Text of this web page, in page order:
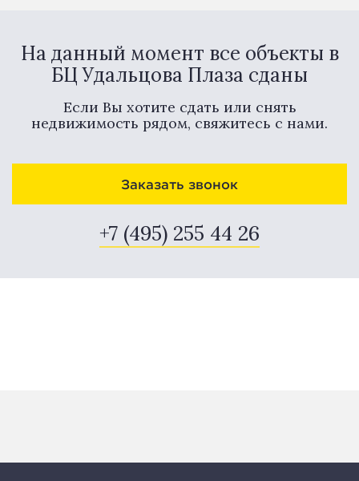
На данный момент все объекты в
БЦ Удальцова Плаза сданы
Если Вы хотите сдать или снять
недвижимость рядом, свяжитесь с нами.
Заказать звонок
+7 (495) 255 44 26